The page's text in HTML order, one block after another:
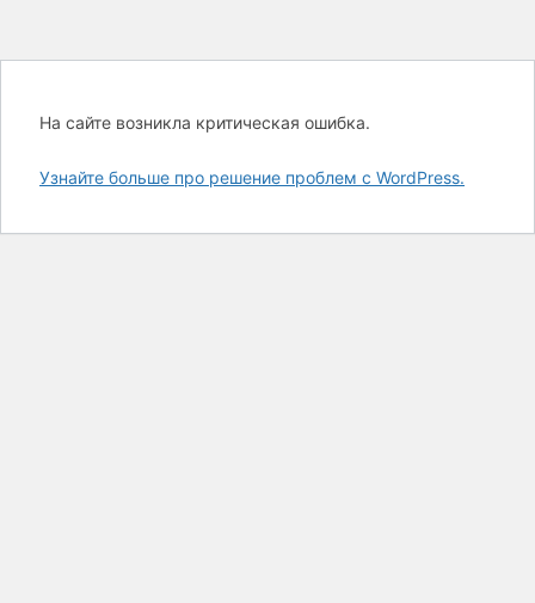
На сайте возникла критическая ошибка.
Узнайте больше про решение проблем с WordPress.